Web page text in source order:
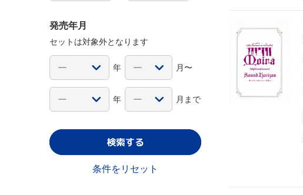
発売年月
セットは対象外となります
年 月〜
年 月まで
検索する
条件をリセット